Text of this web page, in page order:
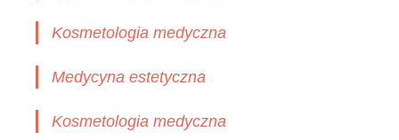
Kosmetologia medyczna
Medycyna estetyczna
Kosmetologia medyczna